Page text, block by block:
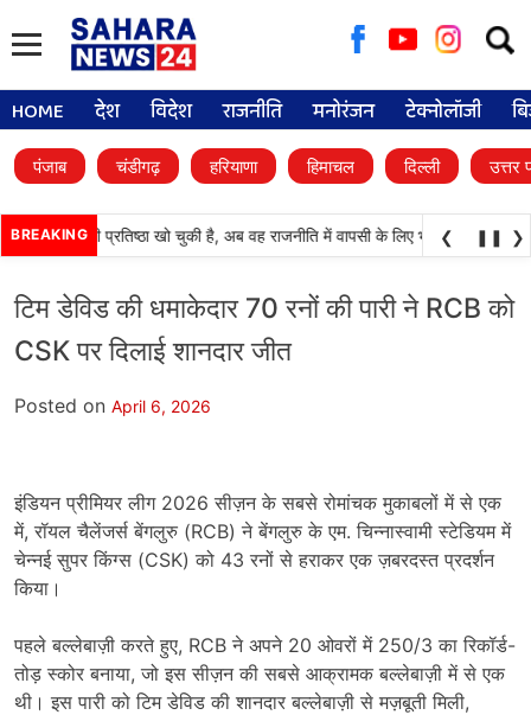
for:
HOME देश विदेश राजनीति मनोरंजन टेक्नोलॉजी
पंजाब चंडीगढ़ हरियाणा हिमाचल दिल्ली उत्तर
BREAKING
दल) अपनी प्रतिष्ठा खो चुकी है, अब वह राजनीति में वापसी के लिए भाजपा से
❮ ❚❚ ❯
टिम डेविड की धमाकेदार 70 रनों की पारी ने RCB को
CSK पर दिलाई शानदार जीत
Posted on April 6, 2026
इंडियन प्रीमियर लीग 2026 सीज़न के सबसे रोमांचक मुकाबलों में से एक
में, रॉयल चैलेंजर्स बेंगलुरु (RCB) ने बेंगलुरु के एम. चिन्नास्वामी स्टेडियम में
चेन्नई सुपर किंग्स (CSK) को 43 रनों से हराकर एक ज़बरदस्त प्रदर्शन
किया।
पहले बल्लेबाज़ी करते हुए, RCB ने अपने 20 ओवरों में 250/3 का रिकॉर्ड-
तोड़ स्कोर बनाया, जो इस सीज़न की सबसे आक्रामक बल्लेबाज़ी में से एक
थी। इस पारी को टिम डेविड की शानदार बल्लेबाज़ी से मज़बूती मिली,